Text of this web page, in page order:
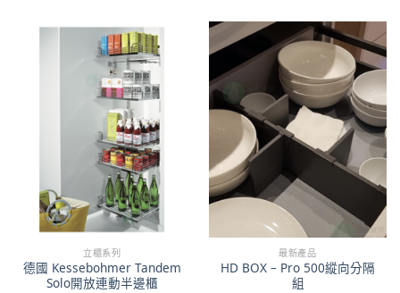
立櫃系列
德國 Kessebohmer Tandem
Solo開放連動半邊櫃
最新產品
HD BOX – Pro 500縱向分隔
組